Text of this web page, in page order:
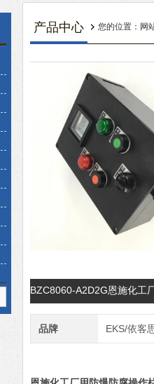
产品中心 您的位置： 网
BZC8060-A2D2G恩施化工
品牌 EKS/依客